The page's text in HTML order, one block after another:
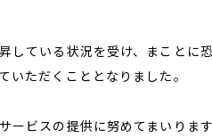
している状況を受け、まことに
ただくこととなりました。
ービスの提供に努めてまいりま